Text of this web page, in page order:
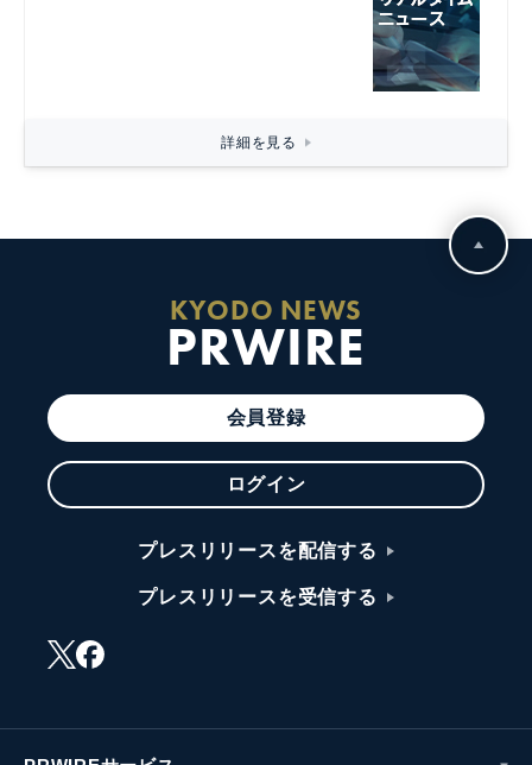
詳細を見る
KYODO NEWS
PRWIRE
会員登録
ログイン
プレスリリースを配信する
プレスリリースを受信する